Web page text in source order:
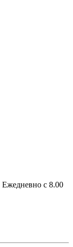
Ежедневно с 8.00